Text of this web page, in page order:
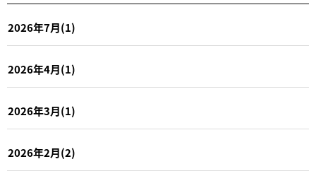
2026年7月(1)
2026年4月(1)
2026年3月(1)
2026年2月(2)